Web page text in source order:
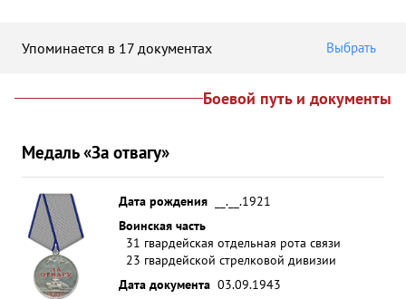
Упоминается в 17 документах Выбрать
Боевой путь и документы
Медаль «За отвагу»
Дата рождения
__.__.1921
Воинская часть
31 гвардейская отдельная рота связи
23 гвардейской стрелковой дивизии
Дата документа 03.09.1943